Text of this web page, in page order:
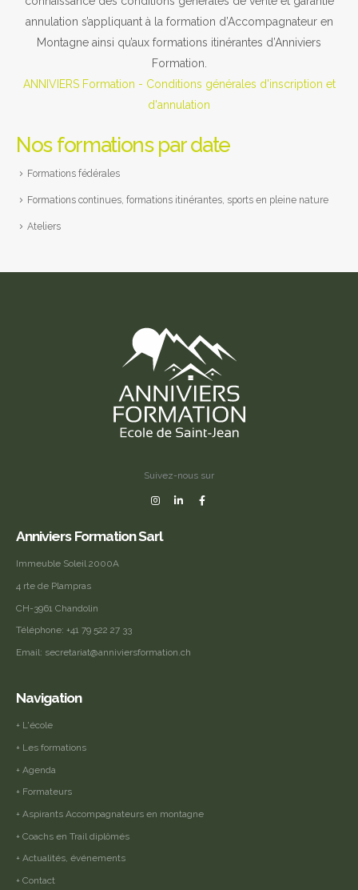
annulation s’appliquant à la formation d’Accompagnateur en
Montagne ainsi qu’aux formations itinérantes d’Anniviers
Formation.
ANNIVIERS Formation - Conditions générales d'inscription et
d'annulation
Nos formations par date
Formations fédérales
Formations continues, formations itinérantes, sports en pleine nature
Ateliers
Suivez-nous sur
Anniviers Formation Sarl
Immeuble Soleil 2000A
4 rte de Plampras
CH-3961 Chandolin
Téléphone: +41 79 522 27 33
Email: secretariat@anniviersformation.ch
Navigation
+ L'école
+ Les formations
+ Agenda
+ Formateurs
+ Aspirants Accompagnateurs en montagne
+ Coachs en Trail diplômés
+ Actualités, événements
+ Contact